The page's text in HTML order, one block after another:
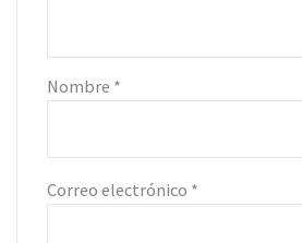
Nombre *
Correo electrónico *